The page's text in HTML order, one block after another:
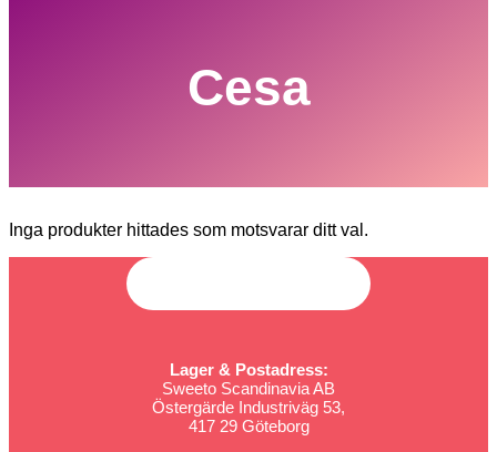
Cesa
Inga produkter hittades som motsvarar ditt val.
Lager & Postadress:
Sweeto Scandinavia AB
Östergärde Industriväg 53,
417 29 Göteborg